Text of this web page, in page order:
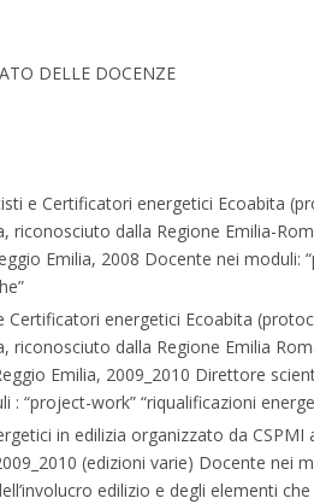
DELLE DOCENZE
e Certificatori energetici Ecoabita
riconosciuto dalla Regione Emilia-
Emilia, 2008 Docente nei moduli:
Certificatori energetici Ecoabita
riconosciuto dalla Regione Emilia
Emilia, 2009_2010 Direttore
: “project-work” “riqualificazioni
in edilizia organizzato da CSPMI
(edizioni varie) Docente nei
edilizio e degli elementi